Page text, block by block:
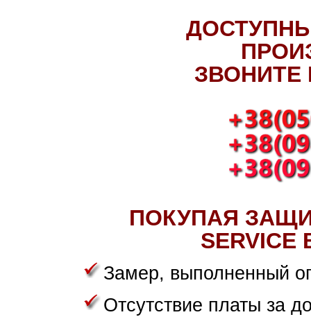
ЗВОНИТЕ
ПОКУПАЯ
Замер, выполненный
Отсутствие платы за